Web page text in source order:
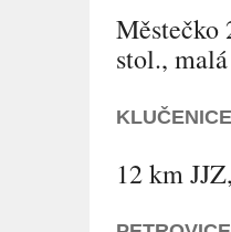
Městečko
stol.,
KLUČENICE
12 km